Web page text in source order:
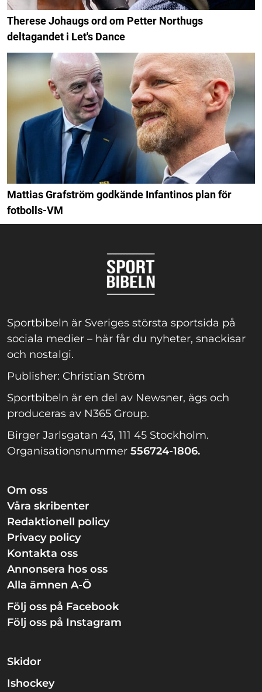
Therese Johaugs ord om Petter Northugs
deltagandet i Let's Dance
Mattias Grafström godkände Infantinos plan för
fotbolls-VM
Sportbibeln är Sveriges största sportsida på
sociala medier – här får du nyheter, snackisar
och nostalgi.
Publisher: Christian Ström
Sportbibeln är en del av Newsner, ägs och
produceras av N365 Group.
Birger Jarlsgatan 43, 111 45 Stockholm.
Organisationsnummer 556724-1806.
Om oss
Våra skribenter
Redaktionell policy
Privacy policy
Kontakta oss
Annonsera hos oss
Alla ämnen A-Ö
Följ oss på Facebook
Följ oss på Instagram
Skidor
Ishockey